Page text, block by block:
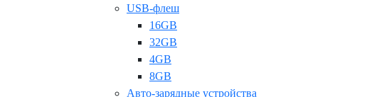
USB-флеш
16GB
32GB
4GB
8GB
Авто-зарядные устройства